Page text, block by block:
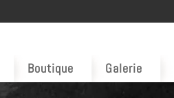
Boutique Galerie